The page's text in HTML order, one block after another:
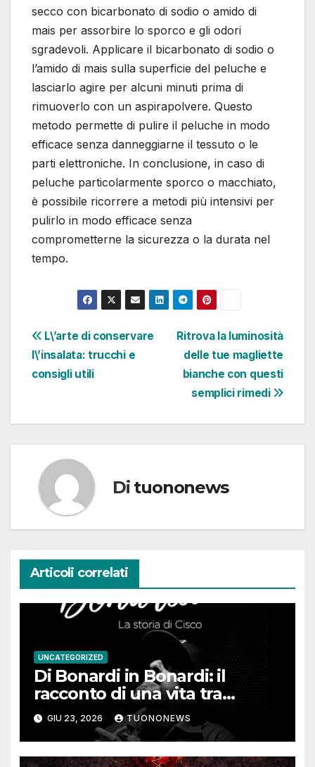
secco con bicarbonato di sodio o amido di
mais per assorbire lo sporco e gli odori
sgradevoli. Applicare il bicarbonato di sodio o
l’amido di mais sulla superficie del peluche e
lasciarlo agire per alcuni minuti prima di
rimuoverlo con un aspirapolvere. Questo
metodo permette di pulire il peluche in modo
efficace senza danneggiarne il tessuto o le
parti elettroniche. In conclusione, in caso di
peluche particolarmente sporco o macchiato,
è possibile ricorrere a metodi più intensivi per
pulirlo in modo efficace senza
comprometterne la sicurezza o la durata nel
tempo.
Navigazione
articoli
Ritrova la luminosità
delle tue magliette
bianche con questi
semplici rimedi
L\’arte di conservare
l\’insalata: trucchi e
consigli utili
Di tuononews
Articoli correlati
UNCATEGORIZED
Di Bonardi in Bonardi: il
racconto di una vita tra
memoria, musica e identità
GIU 23, 2026 TUONONEWS